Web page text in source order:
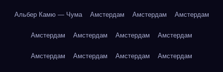
Альбер Камю — Чума Амстердам Амстердам Амстердам
Амстердам Амстердам Амстердам Амстердам
Амстердам Амстердам Амстердам Амстердам